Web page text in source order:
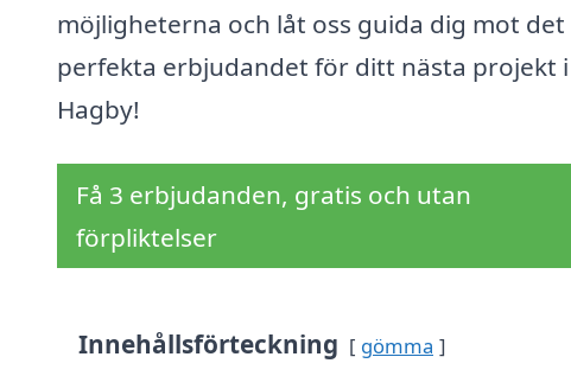
möjligheterna och låt oss guida dig mot det
perfekta erbjudandet för ditt nästa projekt i
Hagby!
Få 3 erbjudanden, gratis och utan
förpliktelser
Innehållsförteckning gömma